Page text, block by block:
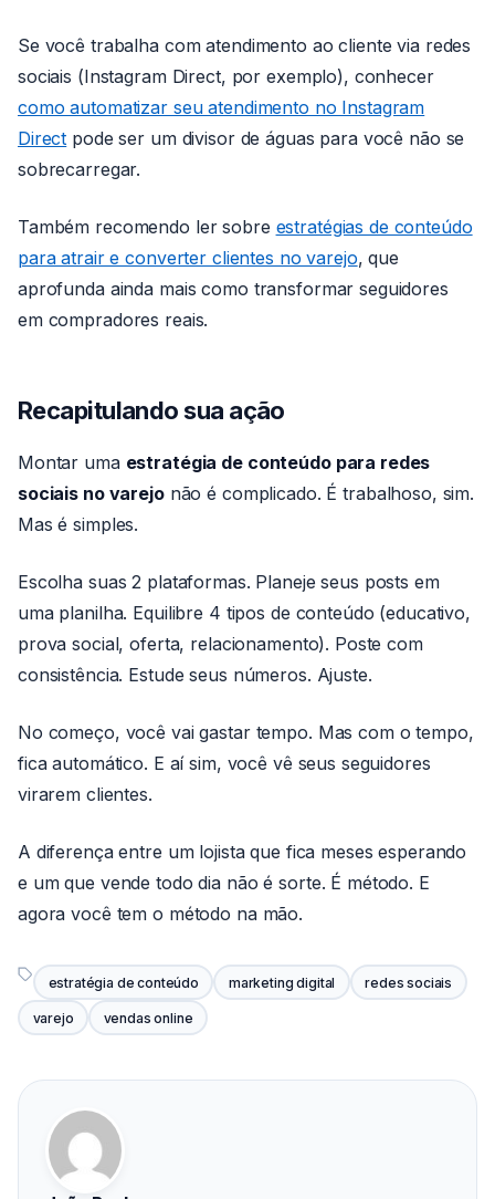
Se você trabalha com atendimento ao cliente via redes
sociais (Instagram Direct, por exemplo), conhecer
como automatizar seu atendimento no Instagram
Direct pode ser um divisor de águas para você não se
sobrecarregar.
Também recomendo ler sobre estratégias de conteúdo
para atrair e converter clientes no varejo, que
aprofunda ainda mais como transformar seguidores
em compradores reais.
Recapitulando sua ação
Montar uma estratégia de conteúdo para redes
sociais no varejonão é complicado. É trabalhoso, sim.
Mas é simples.
Escolha suas 2 plataformas. Planeje seus posts em
uma planilha. Equilibre 4 tipos de conteúdo (educativo,
prova social, oferta, relacionamento). Poste com
consistência. Estude seus números. Ajuste.
No começo, você vai gastar tempo. Mas com o tempo,
fica automático. E aí sim, você vê seus seguidores
virarem clientes.
A diferença entre um lojista que fica meses esperando
e um que vende todo dia não é sorte. É método. E
agora você tem o método na mão.
estratégia de conteúdo marketing digital redes sociais
varejo vendas online